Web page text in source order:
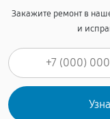
Закажите ремонт в
и